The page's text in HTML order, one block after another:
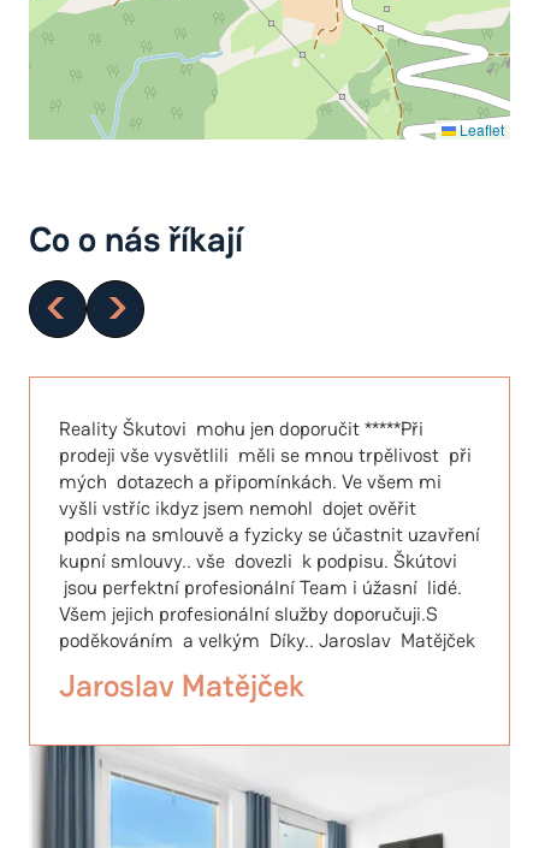
Leaflet
Co o nás říkají
Reality Škutovi mohu jen doporučit *****Při
prodeji vše vysvětlili měli se mnou trpělivost při
mých dotazech a připomínkách. Ve všem mi
vyšli vstříc ikdyz jsem nemohl dojet ověřit
podpis na smlouvě a fyzicky se účastnit uzavření
kupní smlouvy.. vše dovezli k podpisu. Škútovi
jsou perfektní profesionální Team i úžasní lidé.
Všem jejich profesionální služby doporučuji.S
poděkováním a velkým Díky.. Jaroslav Matějček
Jaroslav Matějček